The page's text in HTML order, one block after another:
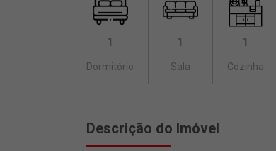
1
Dormitório
1
Sala
1
Cozinha
Descrição do Imóvel